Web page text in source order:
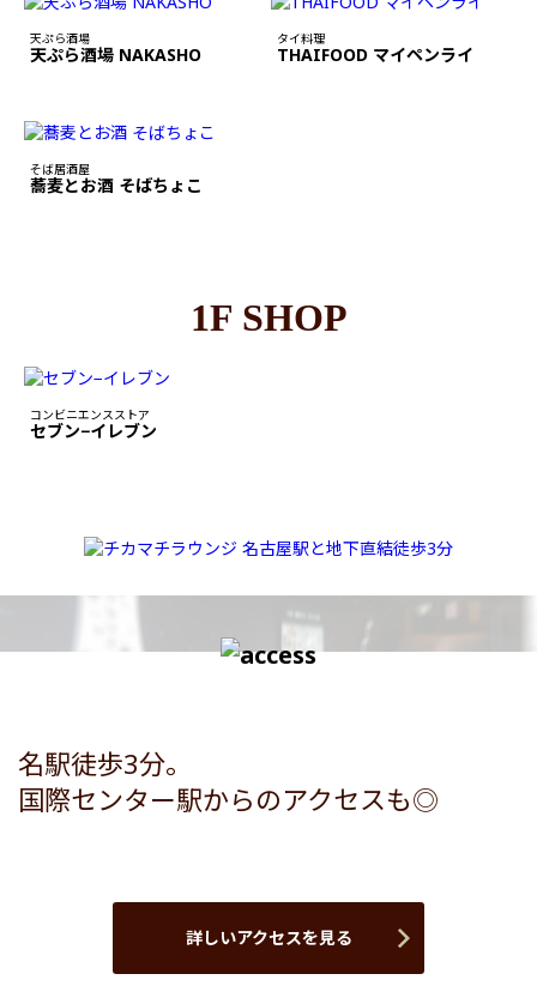
天ぷら酒場
天ぷら酒場 NAKASHO
タイ料理
THAIFOOD マイペンライ
そば居酒屋
蕎麦とお酒 そばちょこ
1F SHOP
コンビニエンスストア
セブン−イレブン
名駅徒歩3分。
国際センター駅からのアクセスも◎
詳しいアクセスを見る